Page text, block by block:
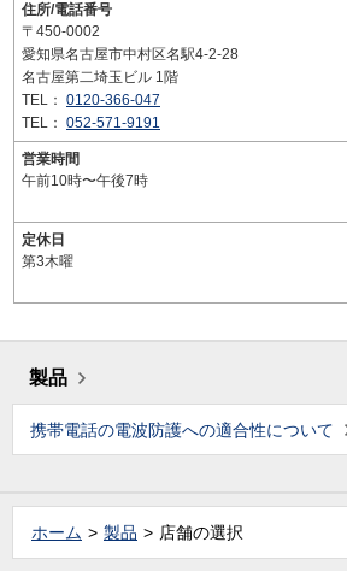
住所/電話番号
〒450-0002
愛知県名古屋市中村区名駅4-2-28
名古屋第二埼玉ビル 1階
TEL： 0120-366-047
TEL： 052-571-9191
営業時間
午前10時〜午後7時
定休日
第3木曜
製品
携帯電話の電波防護への適合性について
ホーム 製品 店舗の選択